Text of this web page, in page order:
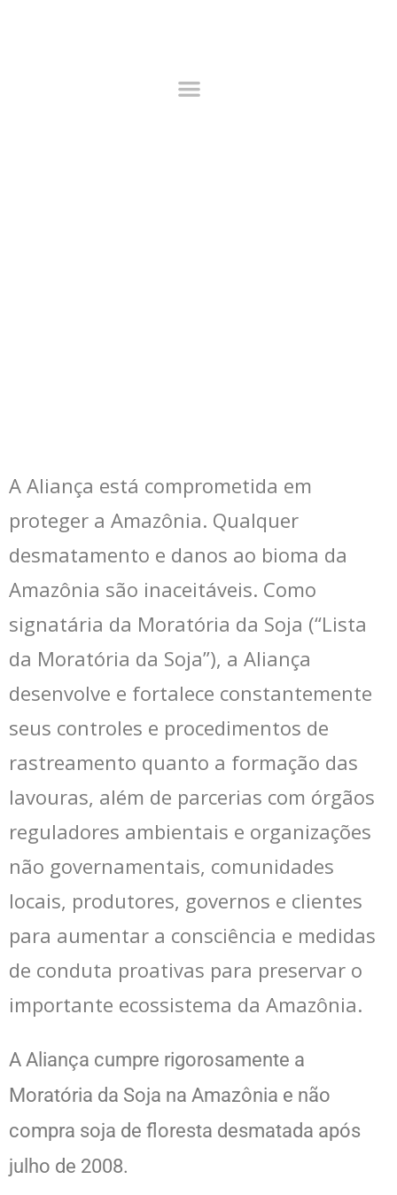
A Aliança está comprometida em
proteger a Amazônia. Qualquer
desmatamento e danos ao bioma da
Amazônia são inaceitáveis. Como
signatária da Moratória da Soja (“Lista
da Moratória da Soja”), a Aliança
desenvolve e fortalece constantemente
seus controles e procedimentos de
rastreamento quanto a formação das
lavouras, além de parcerias com órgãos
reguladores ambientais e organizações
não governamentais, comunidades
locais, produtores, governos e clientes
para aumentar a consciência e medidas
de conduta proativas para preservar o
importante ecossistema da Amazônia.
A Aliança cumpre rigorosamente a
Moratória da Soja na Amazônia e não
compra soja de floresta desmatada após
julho de 2008.